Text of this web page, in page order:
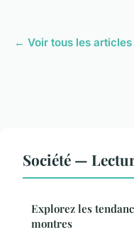
← Voir tous les
Société —
Explorez les
montres